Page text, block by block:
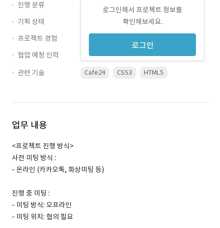
로그인해서 프로젝트 정보를
확인해보세요.
로그인
진행 분류
기획 상태
프로젝트 경험
협업 예정 인력
관련 기술
Cafe24 CSS3 HTML5
업무 내용
<프로젝트 진행 방식>
사전 미팅 방식 :
- 온라인 (카카오톡, 화상미팅 등)
진행 중 미팅 :
- 미팅 방식: 오프라인
- 미팅 위치: 협의 필요